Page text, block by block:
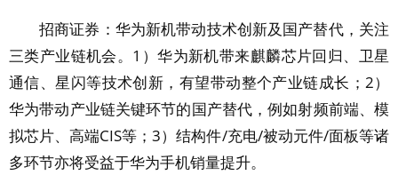
招商证券：华为新机带动技术创新及国产替代，关注
三类产业链机会。1）华为新机带来麒麟芯片回归、卫星
通信、星闪等技术创新，有望带动整个产业链成长；2）
华为带动产业链关键环节的国产替代，例如射频前端、模
拟芯片、高端CIS等；3）结构件/充电/被动元件/面板等诸
多环节亦将受益于华为手机销量提升。